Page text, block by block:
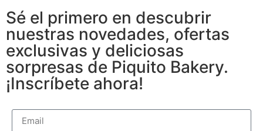
Sé el primero en descubrir
nuestras novedades, ofertas
exclusivas y deliciosas
sorpresas de Piquito Bakery.
¡Inscríbete ahora!